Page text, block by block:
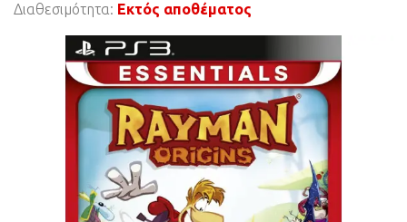
Διαθεσιμότητα: Εκτός αποθέματος